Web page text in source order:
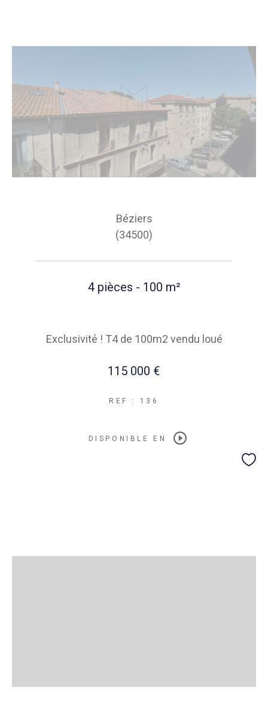
Béziers
(34500)
4 pièces - 100 m²
Exclusivité ! T4 de 100m2 vendu loué
115 000 €
REF : 136
DISPONIBLE EN